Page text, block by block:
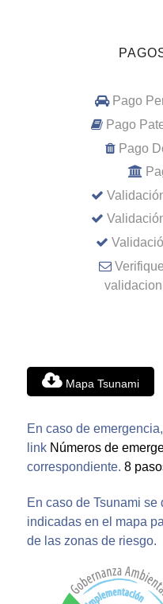
Pago
Pago
Pago
Mapa Tsunami
En caso de
link Números de
correspondiente. 8
En caso de Tsunami
indicadas en el mapa
de las zonas de riesgo.